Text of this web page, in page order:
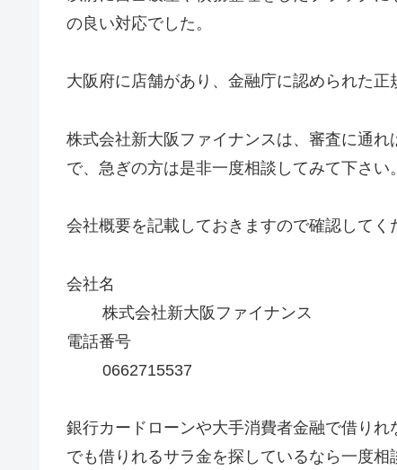
の良い対応でした。
大阪府に店舗があり、金融庁に認められた正
株式会社新大阪ファイナンスは、審査に通
で、急ぎの方は是非一度相談してみて下さい。
会社概要を記載しておきますので確認してく
会社名
株式会社新大阪ファイナンス
電話番号
0662715537
銀行カードローンや大手消費者金融で借り
でも借りれるサラ金を探しているなら一度相